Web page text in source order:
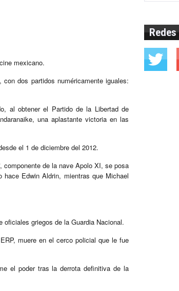
mexicano.
dos partidos numéricamente iguales:
al obtener el Partido de la Libertad de
una aplastante victoria en las
el 1 de diciembre del 2012.
componente de la nave Apolo XI, se posa
Edwin Aldrin, mientras que Michael
griegos de la Guardia Nacional.
muere en el cerco policial que le fue
el poder tras la derrota definitiva de la